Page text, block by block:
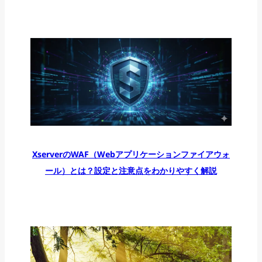
XserverのWAF（Webアプリケーションファイアウォ
ール）とは？設定と注意点をわかりやすく解説